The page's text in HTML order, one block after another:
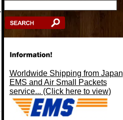
Worldwide Shipping from Japan
EMS and Air Small Packets
service... (Click here to view)